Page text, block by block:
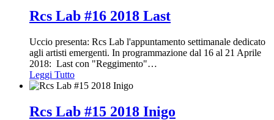
Rcs Lab #16 2018 Last
Uccio presenta: Rcs Lab l'appuntamento settimanale dedicato
agli artisti emergenti. In programmazione dal 16 al 21 Aprile
2018: Last con "Reggimento"…
Leggi Tutto
Rcs Lab #15 2018 Inigo